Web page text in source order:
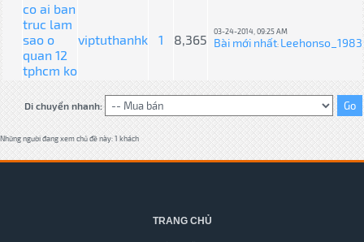
co ai ban
truc lam
sao o
quan 12
tphcm ko
viptuthanhk 1 8,365
03-24-2014, 09:25 AM
Bài mới nhất: Leehonso_1983
Di chuyển nhanh:
Những người đang xem chủ đề này: 1 khách
TRANG CHỦ